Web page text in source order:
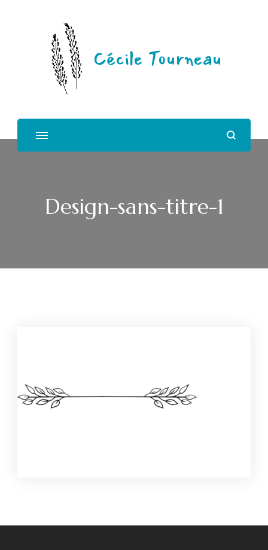
Cécile Tourneau
Design-sans-titre-1